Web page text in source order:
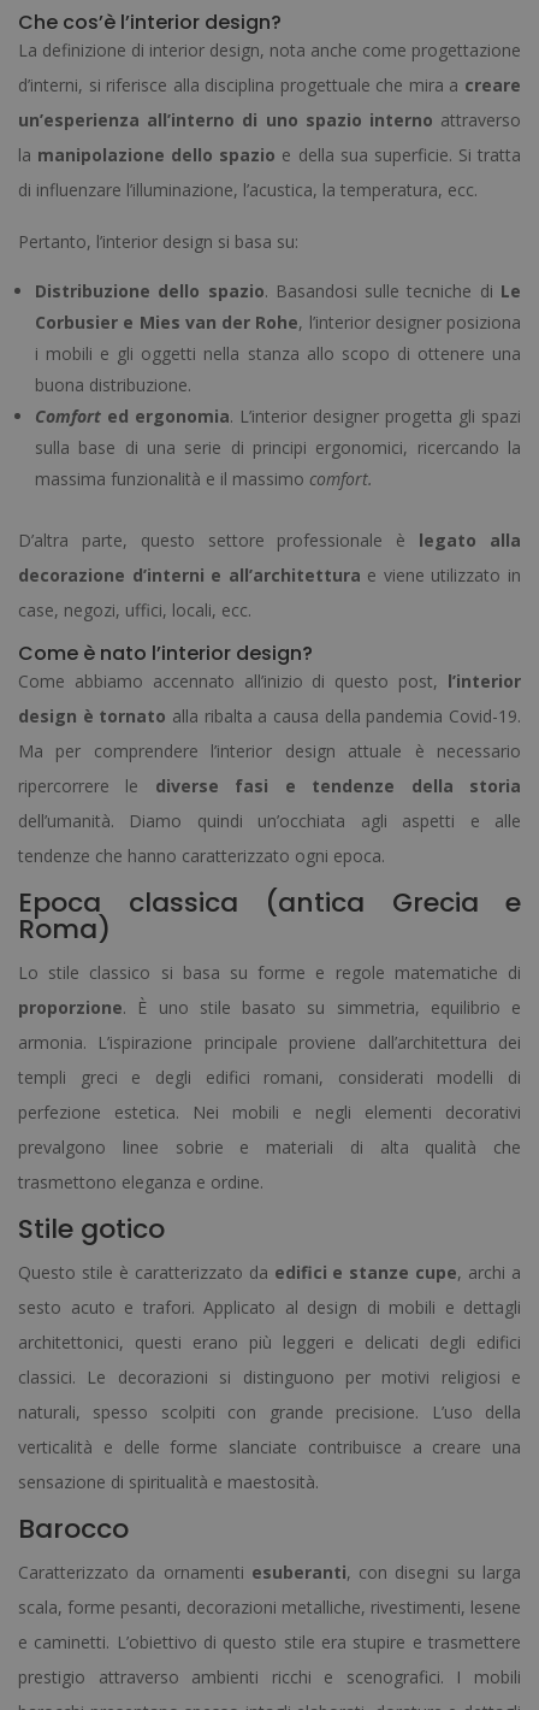
Che cos’è l’interior design?
La definizione di interior design, nota anche come progettazione
d’interni, si riferisce alla disciplina progettuale che mira a creare
un’esperienza all’interno di uno spazio interno attraverso
la manipolazione dello spazio e della sua superficie. Si tratta
di influenzare l’illuminazione, l’acustica, la temperatura, ecc.
Pertanto, l’interior design si basa su:
Distribuzione dello spazio. Basandosi sulle tecniche di Le
Corbusier e Mies van der Rohe, l’interior designer posiziona
i mobili e gli oggetti nella stanza allo scopo di ottenere una
buona distribuzione.
Comfort ed ergonomia. L’interior designer progetta gli spazi
sulla base di una serie di principi ergonomici, ricercando la
massima funzionalità e il massimo comfort.
D’altra parte, questo settore professionale è legato alla
decorazione d’interni e all’architettura e viene utilizzato in
case, negozi, uffici, locali, ecc.
Come è nato l’interior design?
Come abbiamo accennato all’inizio di questo post, l’interior
design è tornato alla ribalta a causa della pandemia Covid-19.
Ma per comprendere l’interior design attuale è necessario
ripercorrere le diverse fasi e tendenze della storia
dell’umanità. Diamo quindi un’occhiata agli aspetti e alle
tendenze che hanno caratterizzato ogni epoca.
Epoca classica (antica Grecia e
Roma)
Lo stile classico si basa su forme e regole matematiche di
proporzione. È uno stile basato su simmetria, equilibrio e
armonia. L’ispirazione principale proviene dall’architettura dei
templi greci e degli edifici romani, considerati modelli di
perfezione estetica. Nei mobili e negli elementi decorativi
prevalgono linee sobrie e materiali di alta qualità che
trasmettono eleganza e ordine.
Stile gotico
Questo stile è caratterizzato da edifici e stanze cupe, archi a
sesto acuto e trafori. Applicato al design di mobili e dettagli
architettonici, questi erano più leggeri e delicati degli edifici
classici. Le decorazioni si distinguono per motivi religiosi e
naturali, spesso scolpiti con grande precisione. L’uso della
verticalità e delle forme slanciate contribuisce a creare una
sensazione di spiritualità e maestosità.
Barocco
Caratterizzato da ornamenti esuberanti, con disegni su larga
scala, forme pesanti, decorazioni metalliche, rivestimenti, lesene
e caminetti. L’obiettivo di questo stile era stupire e trasmettere
prestigio attraverso ambienti ricchi e scenografici. I mobili